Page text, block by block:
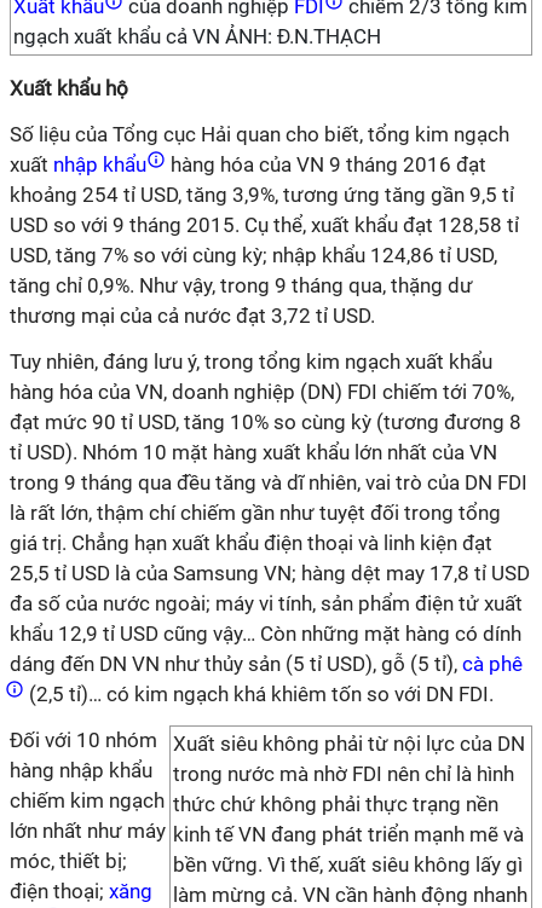
Xuất khẩu của doanh nghiệp FDI
chiếm 2/3 tổng kim
ngạch xuất khẩu cả VN ẢNH: Đ.N.THẠCH
Xuất khẩu hộ
Số liệu của Tổng cục Hải quan cho biết, tổng kim ngạch
xuất nhập khẩu
hàng hóa của VN 9 tháng 2016 đạt
khoảng 254 tỉ USD, tăng 3,9%, tương ứng tăng gần 9,5 tỉ
USD so với 9 tháng 2015. Cụ thể, xuất khẩu đạt 128,58 tỉ
USD, tăng 7% so với cùng kỳ; nhập khẩu 124,86 tỉ USD,
tăng chỉ 0,9%. Như vậy, trong 9 tháng qua, thặng dư
thương mại của cả nước đạt 3,72 tỉ USD.
Tuy nhiên, đáng lưu ý, trong tổng kim ngạch xuất khẩu
hàng hóa của VN, doanh nghiệp (DN) FDI chiếm tới 70%,
đạt mức 90 tỉ USD, tăng 10% so cùng kỳ (tương đương 8
tỉ USD). Nhóm 10 mặt hàng xuất khẩu lớn nhất của VN
trong 9 tháng qua đều tăng và dĩ nhiên, vai trò của DN FDI
là rất lớn, thậm chí chiếm gần như tuyệt đối trong tổng
giá trị. Chẳng hạn xuất khẩu điện thoại và linh kiện đạt
25,5 tỉ USD là của Samsung VN; hàng dệt may 17,8 tỉ USD
đa số của nước ngoài; máy vi tính, sản phẩm điện tử xuất
khẩu 12,9 tỉ USD cũng vậy… Còn những mặt hàng có dính
dáng đến DN VN như thủy sản (5 tỉ USD), gỗ (5 tỉ), cà phê
(2,5 tỉ)… có kim ngạch khá khiêm tốn so với DN FDI.
Xuất siêu không phải từ nội lực của DN
trong nước mà nhờ FDI nên chỉ là hình
thức chứ không phải thực trạng nền
kinh tế VN đang phát triển mạnh mẽ và
bền vững. Vì thế, xuất siêu không lấy gì
làm mừng cả. VN cần hành động nhanh
Đối với 10 nhóm
hàng nhập khẩu
chiếm kim ngạch
lớn nhất như máy
móc, thiết bị;
điện thoại; xăng